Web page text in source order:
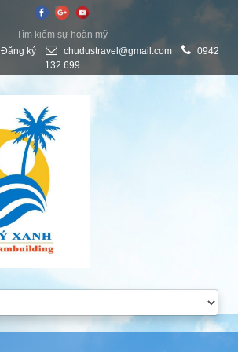
Tìm kiếm sự hoàn mỹ
Đăng ký chudustravel@gmail.com
0942
132 699